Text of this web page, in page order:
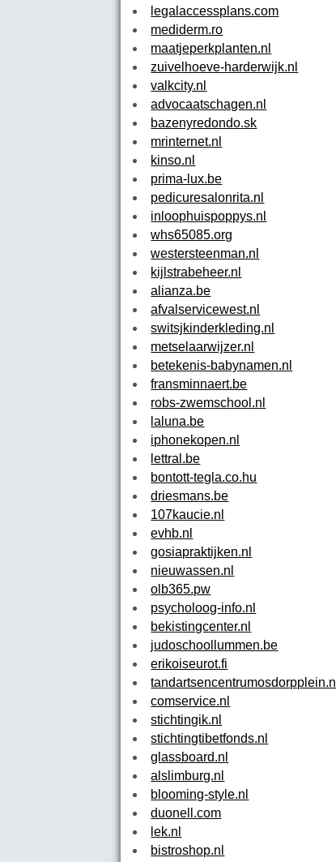
legalaccessplans.com
mediderm.ro
maatjeperkplanten.nl
zuivelhoeve-harderwijk.nl
valkcity.nl
advocaatschagen.nl
bazenyredondo.sk
mrinternet.nl
kinso.nl
prima-lux.be
pedicuresalonrita.nl
inloophuispoppys.nl
whs65085.org
westersteenman.nl
kijlstrabeheer.nl
alianza.be
afvalservicewest.nl
switsjkinderkleding.nl
metselaarwijzer.nl
betekenis-babynamen.nl
fransminnaert.be
robs-zwemschool.nl
laluna.be
iphonekopen.nl
lettral.be
bontott-tegla.co.hu
driesmans.be
107kaucie.nl
evhb.nl
gosiapraktijken.nl
nieuwassen.nl
olb365.pw
psycholoog-info.nl
bekistingcenter.nl
judoschoollummen.be
erikoiseurot.fi
tandartsencentrumosdorpplein.nl
comservice.nl
stichtingik.nl
stichtingtibetfonds.nl
glassboard.nl
alslimburg.nl
blooming-style.nl
duonell.com
lek.nl
bistroshop.nl